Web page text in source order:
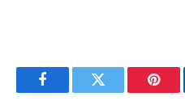
FacebookTwitter